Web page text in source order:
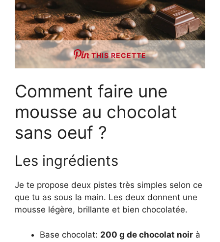
THIS RECETTE
Comment faire une
mousse au chocolat
sans oeuf ?
Les ingrédients
Je te propose deux pistes très simples selon ce
que tu as sous la main. Les deux donnent une
mousse légère, brillante et bien chocolatée.
Base chocolat: 200 g de chocolat noir à